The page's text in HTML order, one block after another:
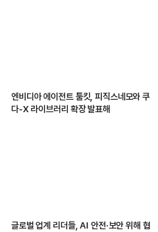
엔비디아 에이전트 툴킷, 피직스네모와 쿠
다-X 라이브러리 확장 발표해
글로벌 업계 리더들, AI 안전·보안 위해 협